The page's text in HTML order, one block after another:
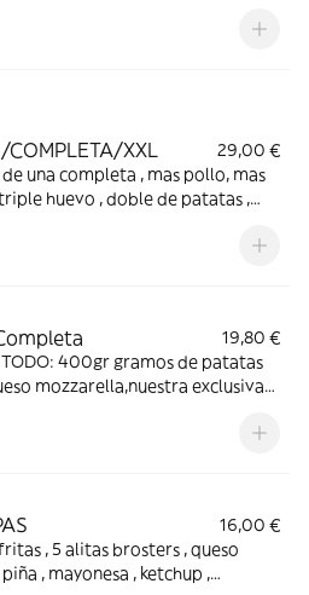
COMPLETA/XXL
29,00 €
una completa , mas pollo, mas
huevo , doble de patatas ,
19,80 €
400gr gramos de patatas
mozzarella,nuestra exclusiva
16,00 €
, 5 alitas brosters , queso
piña , mayonesa , ketchup ,